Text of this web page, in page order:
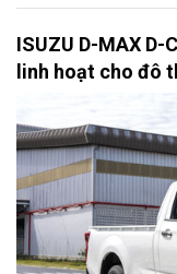
ISUZU D-MAX D-
linh hoạt cho đô